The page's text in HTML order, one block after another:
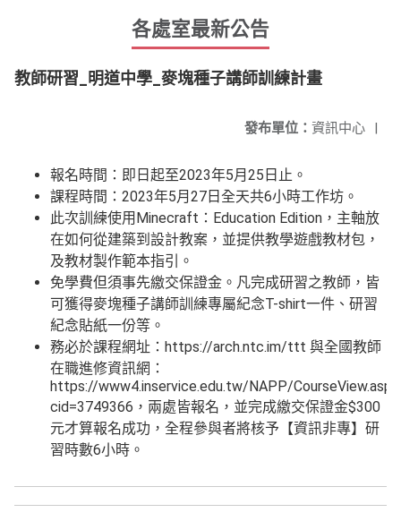
各處室最新公告
教師研習_明道中學_麥塊種子講師訓練計畫
發布單位： 資訊中心 |
報名時間：即日起至2023年5月25日止。
課程時間：2023年5月27日全天共6小時工作坊。
此次訓練使用Minecraft：Education Edition，主軸放
在如何從建築到設計教案，並提供教學遊戲教材包，
及教材製作範本指引。
免學費但須事先繳交保證金。凡完成研習之教師，皆
可獲得麥塊種子講師訓練專屬紀念T-shirt一件、研習
紀念貼紙一份等。
務必於課程網址：https://arch.ntc.im/ttt 與全國教師
在職進修資訊網：
https://www4.inservice.edu.tw/NAPP/
cid=3749366，兩處皆報名，並完成繳交保證金$300
元才算報名成功，全程參與者將核予【資訊非專】研
習時數6小時。